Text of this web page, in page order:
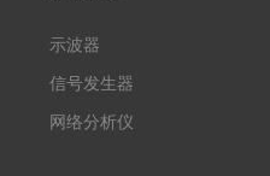
示波器
信号发生器
网络分析仪